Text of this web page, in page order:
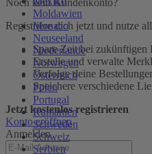
Moldawien
Monaco
Neuseeland
Niederlande
Norwegen
Österreich
Polen
Portugal
Rumänien
Schweden
Schweiz
Serbien
Noch kein Kundenkonto?
Registriere dich jetzt und nutze
Spare Zeit bei zukünftigen
Erstelle und verwalte
Verfolge deine
Speichere verschiedene
Jetzt kostenlos registrieren
Konto eröffnen
Anmelden